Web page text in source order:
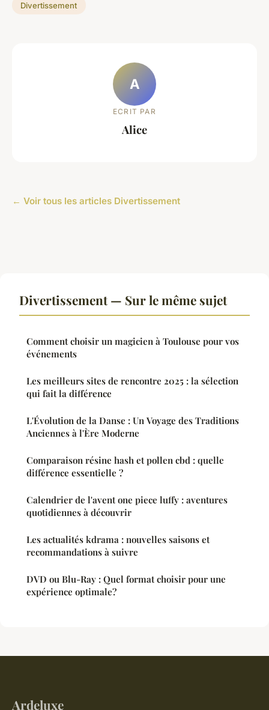
Divertissement
A
ECRIT PAR
Alice
← Voir tous les articles Divertissement
Divertissement — Sur le même sujet
Comment choisir un magicien à Toulouse pour vos
événements
Les meilleurs sites de rencontre 2025 : la sélection
qui fait la différence
L'Évolution de la Danse : Un Voyage des Traditions
Anciennes à l'Ère Moderne
Comparaison résine hash et pollen cbd : quelle
différence essentielle ?
Calendrier de l'avent one piece luffy : aventures
quotidiennes à découvrir
Les actualités kdrama : nouvelles saisons et
recommandations à suivre
DVD ou Blu-Ray : Quel format choisir pour une
expérience optimale?
Ardeluxe